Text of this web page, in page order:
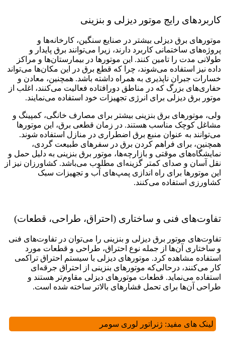
کاربردهای رایج موتور دیزلی و بنزینی
موتورهای برق دیزلی بیشتر در صنایع سنگین، کارخانه‌‌ها و
پروژه‌های ساختمانی کاربرد دارند، زیرا می‌توانند برق پایدار و
طولانی ‌مدت را تامین کنند. این موتورها در بیمارستان‌ها و مراکز
داده نیز استفاده می‌شوند، چرا که قطع برق در این مکان‌ها می‌‌تواند
خسارات جبران ‌ناپذیری به همراه داشته باشد. همچنین، معادن و
حفاری‌های بزرگ که در مناطق دورافتاده فعالیت می‌‌کنند، اغلب از
موتور برق دیزلی برای انرژی تجهیزات خود استفاده می‌نمایند.
ولی، موتورهای برق بنزینی بیشتر برای مصارف خانگی، کمپینگ و
مشاغل کوچک مناسب هستند. در زمان قطعی برق، این موتورها
می‌توانند به ‌عنوان منبع برق اضطراری در منازل استفاده شوند.
همچنین، برای فراهم کردن برق در سفرهای طبیعت‌ گردی،
نمایشگاه‌های موقتی و بازارچه‌‌ها، موتور برق بنزینی به دلیل حمل ‌و
نقل آسان و صدای کمتر گزینه‌ای مطلوب می‌باشد. کشاورزان نیز از
این موتورها برای راه ‌اندازی پمپ‌های آب و تجهیزات سبک
کشاورزی استفاده می‌‌کنند.
تفاوت‌های فنی و ساختاری (احتراق، طراحی، قطعات)
تفاوت‌های موتور برق دیزلی و بنزینی را می‌‌توان در تفاوت‌های فنی
و ساختاری آن‌‌ها از جمله نوع احتراق، طراحی و قطعات مورد
استفاده مشاهده کرد. موتورهای دیزلی با سیستم احتراق تراکمی
کار می‌‌کنند، درحالی‌که موتورهای بنزینی از احتراق جرقه‌‌ای
استفاده می‌نماید. قطعات موتورهای دیزلی مقاوم‌‌تر هستند و
طراحی آن‌‌ها برای تحمل فشارهای بالاتر ساخته شده است.
لینک های مفید: ژنراتور لوری سومر